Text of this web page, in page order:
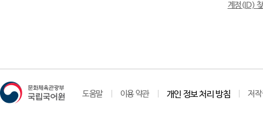
계정(ID)
도움말 이용 약관 개인 정보 처리 방침 저